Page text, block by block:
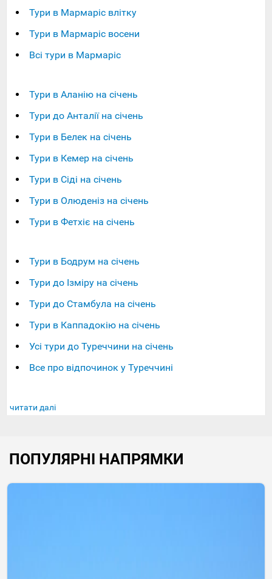
Тури в Мармаріс влітку
Тури в Мармаріс восени
Всі тури в Мармаріс
Тури в Аланію на січень
Тури до Анталії на січень
Тури в Белек на січень
Тури в Кемер на січень
Тури в Сіді на січень
Тури в Олюденіз на січень
Тури в Фетхіє на січень
Тури в Бодрум на січень
Тури до Ізміру на січень
Тури до Стамбула на січень
Тури в Каппадокію на січень
Усі тури до Туреччини на січень
Все про відпочинок у Туреччині
читати далі
ПОПУЛЯРНІ НАПРЯМКИ